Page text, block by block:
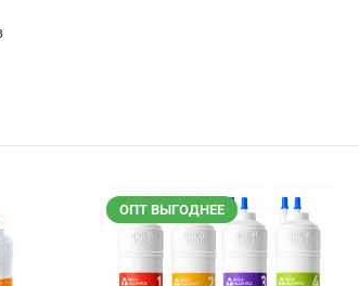
ОПТ ВЫГОДНЕЕ